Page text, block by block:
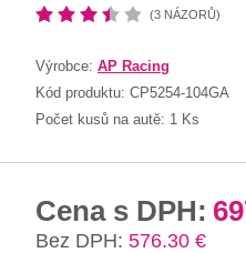
(3 NÁZORŮ)
Výrobce: AP Racing
Kód produktu: CP5254-104GA
Počet kusů na autě: 1 Ks
Cena s DPH:
Bez DPH: 576.30 €